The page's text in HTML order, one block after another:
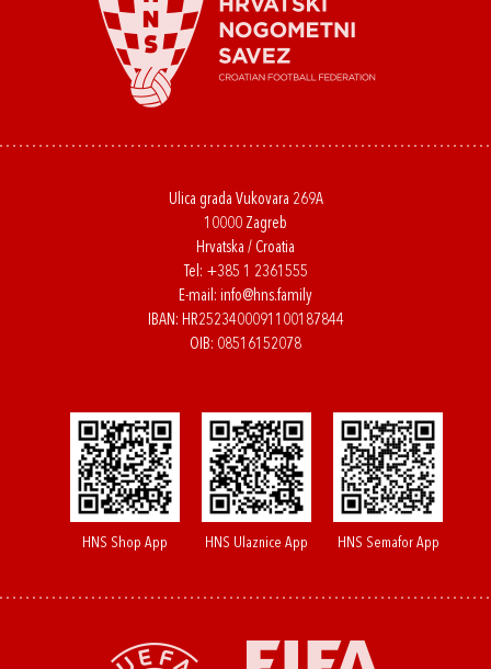
Ulica grada Vukovara 269A
10000 Zagreb
Hrvatska / Croatia
Tel: +385 1 2361555
E-mail: info@hns.family
IBAN: HR2523400091100187844
OIB: 08516152078
HNS Shop App HNS Ulaznice App HNS Semafor App